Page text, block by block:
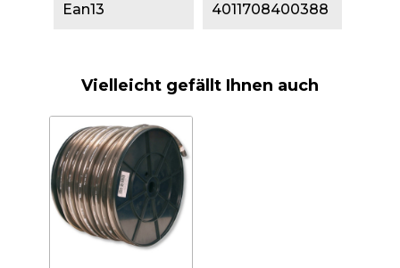
Ean13
4011708400388
Vielleicht gefällt Ihnen auch